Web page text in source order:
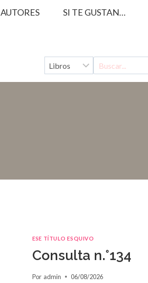
AUTORES SI TE GUSTAN…
ESE TÍTULO ESQUIVO
Consulta n.°134
Por admin 06/08/2026